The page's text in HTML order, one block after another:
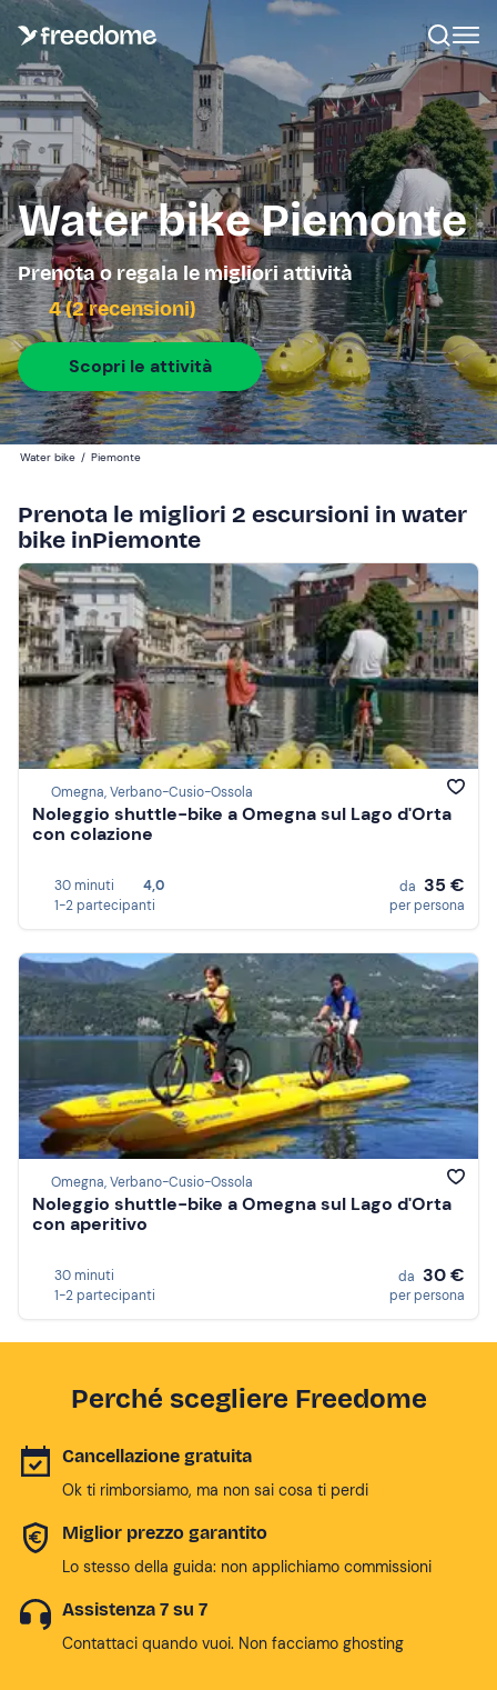
Water bike Piemonte
Prenota o regala le migliori attività
4 (2 recensioni)
Scopri le attività
Water bike / Piemonte
Prenota le migliori 2 escursioni in water
bike inPiemonte
Omegna, Verbano-Cusio-Ossola
Noleggio shuttle-bike a Omegna sul Lago d'Orta
con colazione
30 minuti
4,0
1-2 partecipanti
da 35 €
per persona
Omegna, Verbano-Cusio-Ossola
Noleggio shuttle-bike a Omegna sul Lago d'Orta
con aperitivo
30 minuti
1-2 partecipanti
da 30 €
per persona
Perché scegliere Freedome
Cancellazione gratuita
Ok ti rimborsiamo, ma non sai cosa ti perdi
Miglior prezzo garantito
Lo stesso della guida: non applichiamo commissioni
Assistenza 7 su 7
Contattaci quando vuoi. Non facciamo ghosting